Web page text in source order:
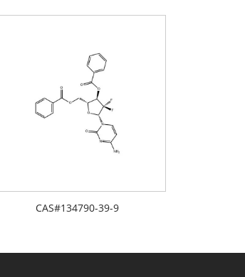
CAS#134790-39-9